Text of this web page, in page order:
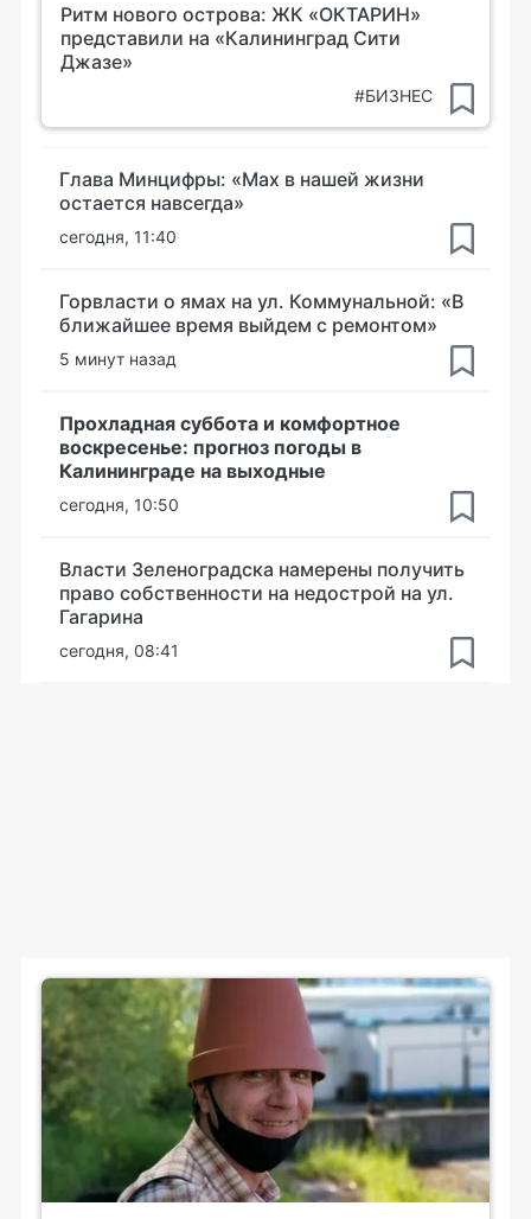
Ритм нового острова: ЖК «ОКТАРИН»
представили на «Калининград Сити
Джазе»
#БИЗНЕС
Глава Минцифры: «Мах в нашей жизни
остается навсегда»
сегодня, 11:40
Горвласти о ямах на ул. Коммунальной: «В
ближайшее время выйдем с ремонтом»
5 минут назад
Прохладная суббота и комфортное
воскресенье: прогноз погоды в
Калининграде на выходные
сегодня, 10:50
Власти Зеленоградска намерены получить
право собственности на недострой на ул.
Гагарина
сегодня, 08:41